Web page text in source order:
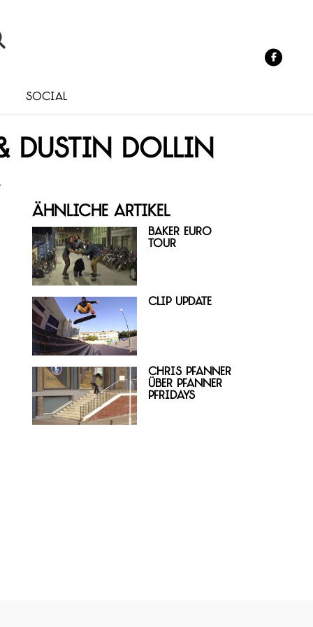
Social
Dustin Dollin
Ähnliche Artikel
Baker Euro
Tour
Clip Update
Chris Pfanner
über Pfanner
Pfridays